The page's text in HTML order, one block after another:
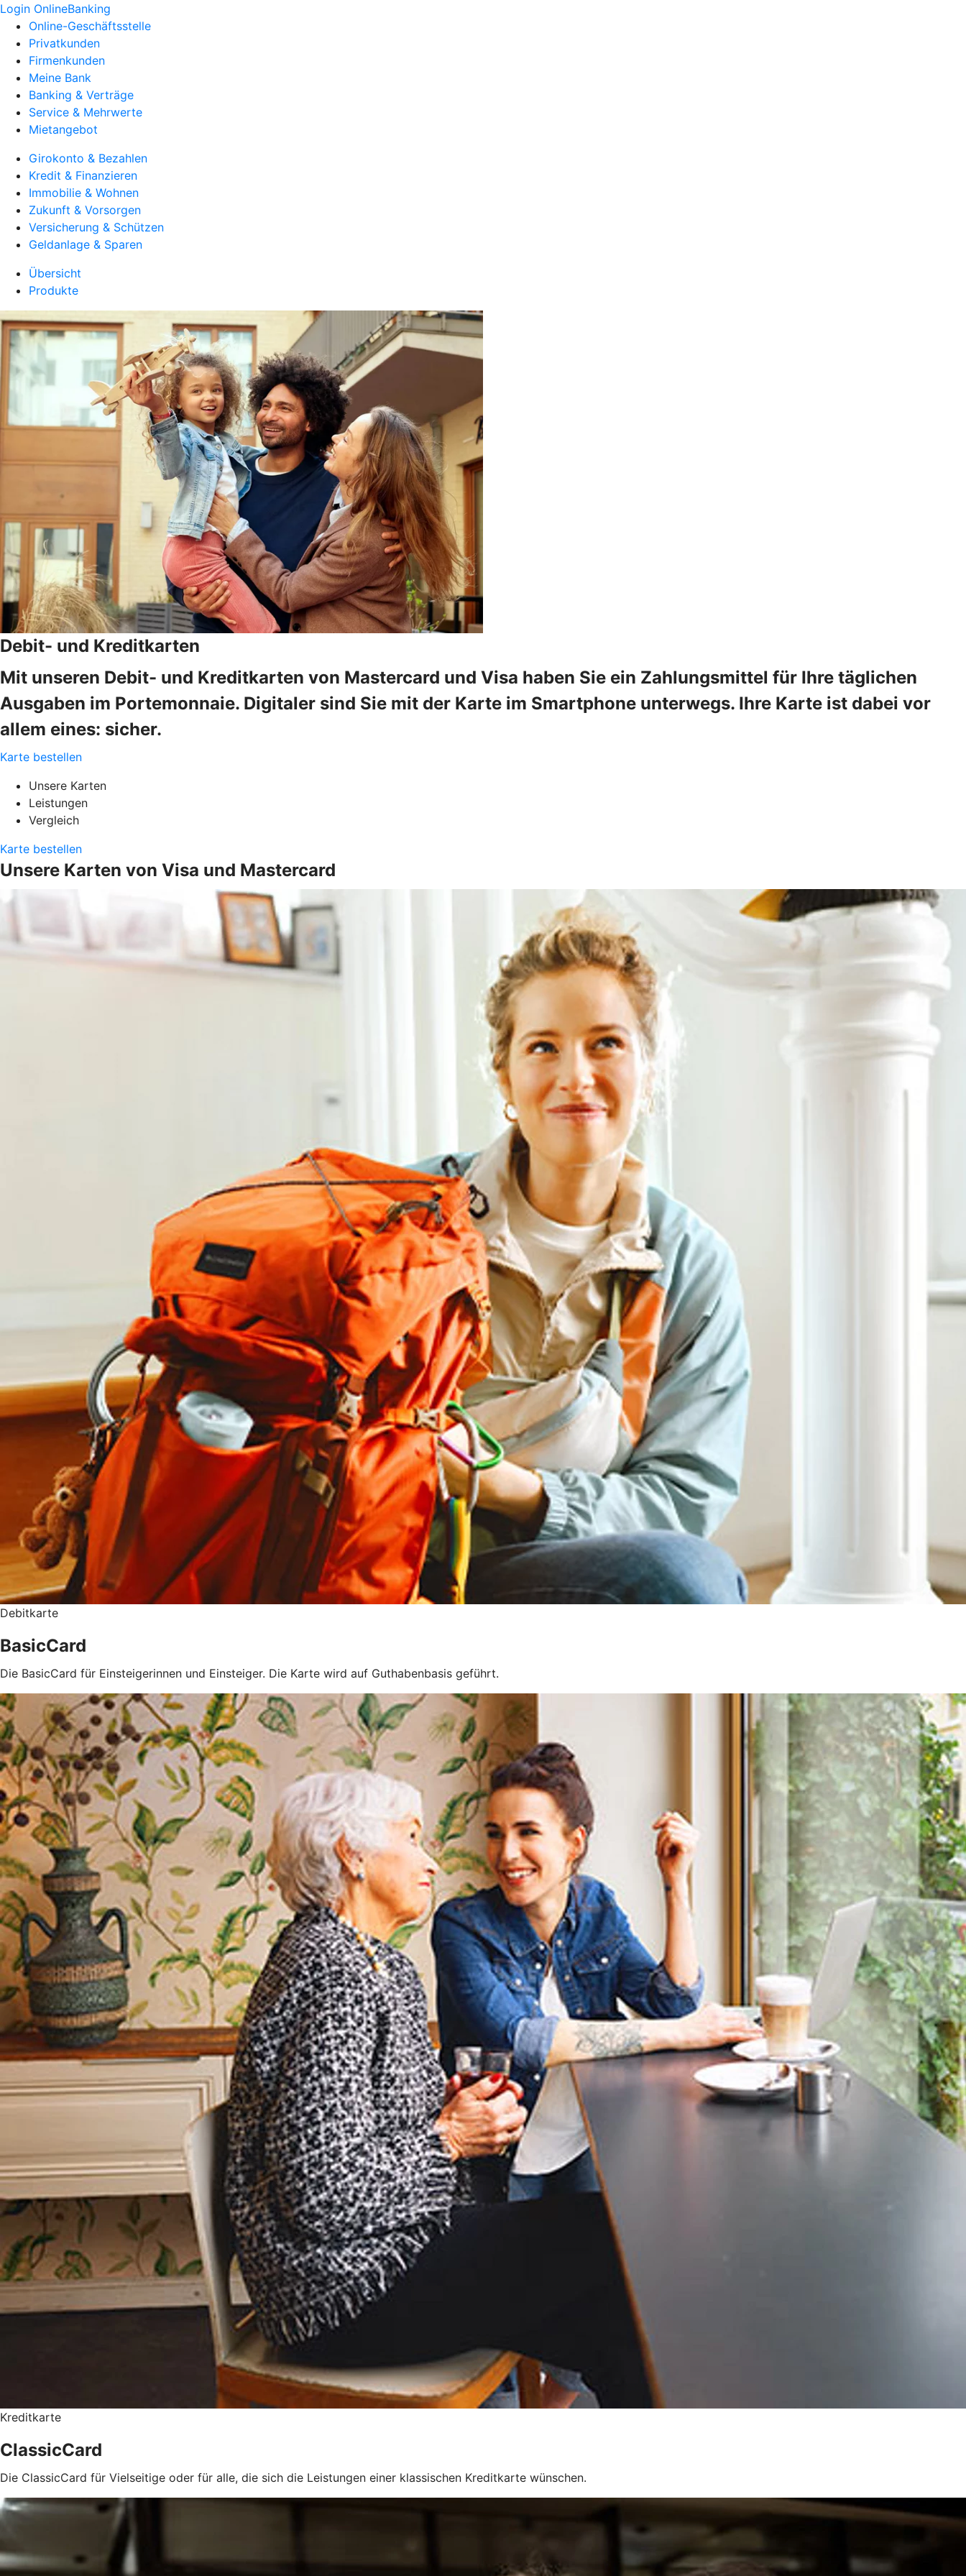
Login OnlineBanking
Online-Geschäftsstelle
Privatkunden
Firmenkunden
Meine Bank
Banking & Verträge
Service & Mehrwerte
Mietangebot
Girokonto & Bezahlen
Kredit & Finanzieren
Immobilie & Wohnen
Zukunft & Vorsorgen
Versicherung & Schützen
Geldanlage & Sparen
Übersicht
Produkte
Debit- und Kreditkarten
Mit unseren Debit- und Kreditkarten von Mastercard und Visa haben Sie ein Zahlungsmittel für Ihre täglichen
Ausgaben im Portemonnaie. Digitaler sind Sie mit der Karte im Smartphone unterwegs. Ihre Karte ist dabei vor
allem eines: sicher.
Karte bestellen
Unsere Karten
Leistungen
Vergleich
Karte bestellen
Unsere Karten von Visa und Mastercard
Debitkarte
BasicCard
Die BasicCard für Einsteigerinnen und Einsteiger. Die Karte wird auf Guthabenbasis geführt.
Kreditkarte
ClassicCard
Die ClassicCard für Vielseitige oder für alle, die sich die Leistungen einer klassischen Kreditkarte wünschen.